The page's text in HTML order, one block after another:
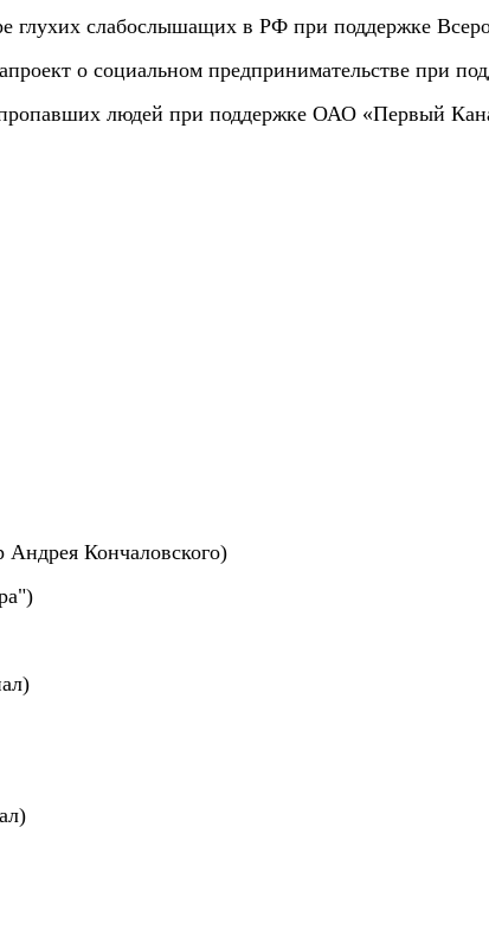
слабослышащих в РФ при поддержке
о социальном предпринимательстве при
людей при поддержке ОАО «Первый
Кончаловского)